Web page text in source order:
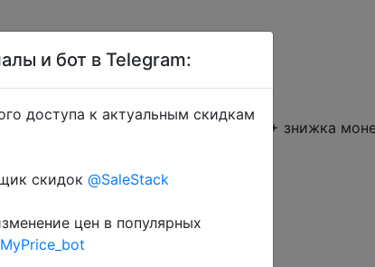
IFPLHTI, IFP9OKO, IFPOEA0 + знижка
и бот в Telegram:
доступа к актуальным скидкам
скидок @SaleStack
цен в популярных